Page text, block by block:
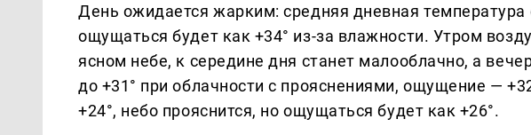
День ожидается жарким: средняя дневная температура
ощущаться будет как +34° из-за влажности. Утром
ясном небе, к середине дня станет малооблачно, а
до +31° при облачности с прояснениями, ощущение —
+24°, небо прояснится, но ощущаться будет как +26°.